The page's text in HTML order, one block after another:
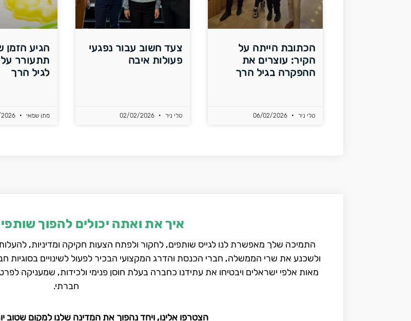
הכתובת הייתה על
הקיר: עוצרים את
ההפקרה בגיל הרך
טלי ניר
צעד חשוב עבור נפגעי
פעולות איבה
טלי ניר
הגיע הזמן
תתעורר על
לגיל הרך
מתן שמאי 26/01/2026
איך את ואתה יכולים להפוך
התמיכה שלך מאפשרת לנו לגייס שותפים, לחקור ולפתח הצעות חקיקה ומדיניות,
ולשכנע את שרי הממשלה, חברי הכנסת והדרג המקצועי הבכיר לפעול לשינויים בסוגיות
מאות אלפי ישראלים ויבטיחו את עתידנו כחברה בעלת חוסן פנימי ולכידות, שמעניקה
חברתי.
הצטרפו אלינו, ויחד נהפוך את המדינה שלנו למקום שטוב